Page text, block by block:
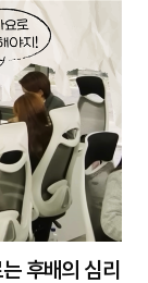
후배의 심리